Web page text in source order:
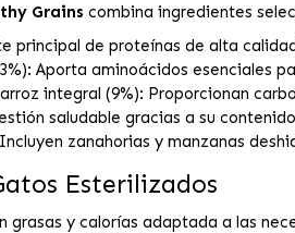
Grains combina ingredientes
principal de proteínas de alta
Aporta aminoácidos esenciales
integral (9%): Proporcionan
saludable gracias a su
zanahorias y manzanas
Esterilizados
grasas y calorías adaptada a las